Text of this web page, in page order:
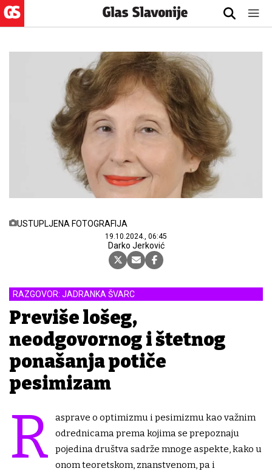
USTUPLJENA FOTOGRAFIJA
19.10.2024., 06:45
Darko Jerković
RAZGOVOR: JADRANKA ŠVARC
Previše lošeg,
neodgovornog i štetnog
ponašanja potiče
pesimizam
R
asprave o optimizmu i pesimizmu kao važnim
odrednicama prema kojima se prepoznaju
pojedina društva sadrže mnoge aspekte, kako u
onom teoretskom, znanstvenom, pa i